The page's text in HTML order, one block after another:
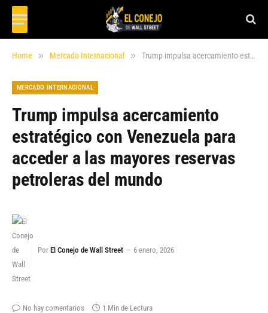
Home » Mercado Internacional » Trump impulsa acercamiento estratégico con Venezuela para acceder a las mayores reservas petroleras del mundo
MERCADO INTERNACIONAL
Trump impulsa acercamiento
estratégico con Venezuela para
acceder a las mayores reservas
petroleras del mundo
Por El Conejo de Wall Street 6 enero, 2026
No hay comentarios 1 Min de Lectura